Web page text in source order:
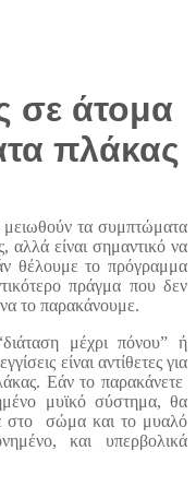
σε άτομα
πλάκας
τα συμπτώματα
είναι σημαντικό να
θέλουμε το πρόγραμμα
πράγμα που δεν
το παρακάνουμε.
μέχρι πόνου” ή
είναι αντίθετες για
Εάν το παρακάνετε
μυϊκό σύστημα, θα
στο σώμα και το μυαλό
και υπερβολικά